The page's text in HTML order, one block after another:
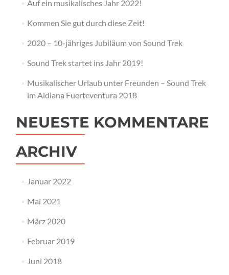
Auf ein musikalisches Jahr 2022!
Kommen Sie gut durch diese Zeit!
2020 – 10-jähriges Jubiläum von Sound Trek
Sound Trek startet ins Jahr 2019!
Musikalischer Urlaub unter Freunden – Sound Trek
im Aldiana Fuerteventura 2018
NEUESTE KOMMENTARE
ARCHIV
Januar 2022
Mai 2021
März 2020
Februar 2019
Juni 2018